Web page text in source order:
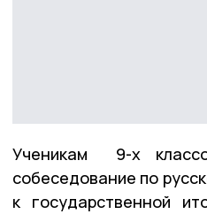
Ученикам 9-х
собеседование по
к государственной